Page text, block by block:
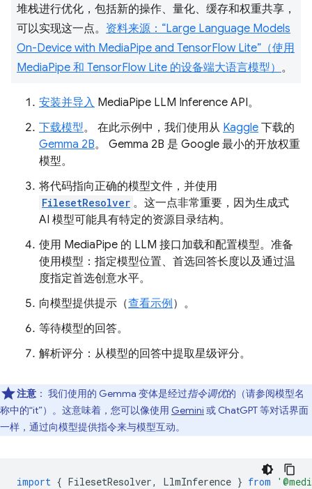
堆栈进行优化，包括新的操作、量化、缓存和权重共享，
可以实现这一点。 资料来源：“Large Language Models
On-Device with MediaPipe and TensorFlow Lite”（使用
MediaPipe 和 TensorFlow Lite 的设备端大语言模型） 。
安装并导入 MediaPipe LLM Inference API。
下载模型。 在此示例中，我们使用从 Kaggle 下载的
Gemma 2B。 Gemma 2B 是 Google 最小的开放权重
模型。
将代码指向正确的模型文件，并使用
FilesetResolver 。这一点非常重要，因为生成式
AI 模型可能具有特定的资源目录结构。
使用 MediaPipe 的 LLM 接口加载和配置模型。准备
使用模型：指定模型位置、首选回答长度以及通过温
度指定首选创意水平。
向模型提供提示（查看示例）。
等待模型的回答。
解析评分：从模型的回答中提取星级评分。
注意 ： 我们使用的 Gemma 变体是经过指令调优的（请参阅模型名
称中的“it”）。这意味着，您可以像使用 Gemini 或 ChatGPT 等对话界面
一样，通过向模型提供指令来与模型互动。
import { FilesetResolver, LlmInference } from